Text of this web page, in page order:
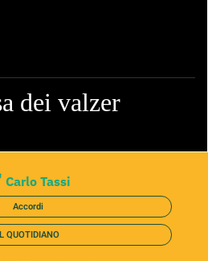
dei valzer
Carlo Tassi
Accordi
QUOTIDIANO